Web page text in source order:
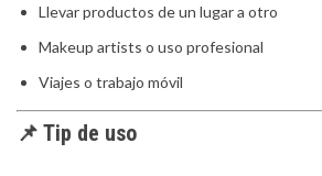
Llevar productos de un lugar a otro
Makeup artists o uso profesional
Viajes o trabajo móvil
📌 Tip de uso